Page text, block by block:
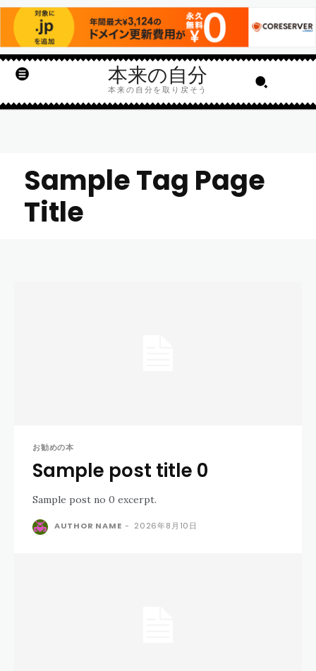
本来の自分
本来の自分を取り戻そう
Sample Tag Page
Title
お勧めの本
Sample post title 0
Sample post no 0 excerpt.
AUTHOR NAME - 2026年8月10日